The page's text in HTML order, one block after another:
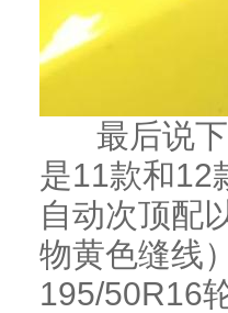
最后说
是11款和12
自动次顶配
物黄色缝线
195/50R16